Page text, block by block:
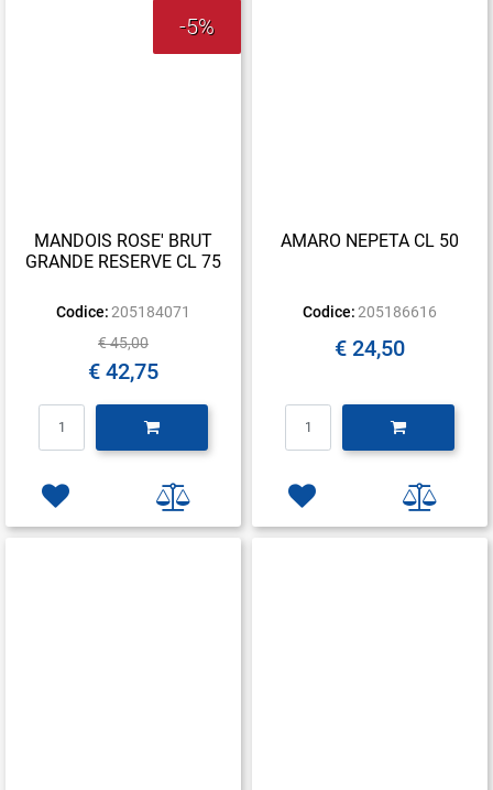
-5%
MANDOIS ROSE' BRUT
GRANDE RESERVE CL 75
Codice: 205184071
€ 45,00
€ 42,75
AMARO NEPETA CL 50
Codice: 205186616
€ 24,50